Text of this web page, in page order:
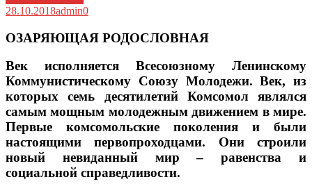
28.10.2018admin0
ОЗАРЯЮЩАЯ РОДОСЛОВНАЯ
Век исполняется Всесоюзному Ленинскому
Коммунистическому Союзу Молодежи. Век, из
которых семь десятилетий Комсомол являлся
самым мощным молодежным движением в мире.
Первые комсомольские поколения и были
настоящими первопроходцами. Они строили
новый невиданный мир – равенства и
социальной справедливости.